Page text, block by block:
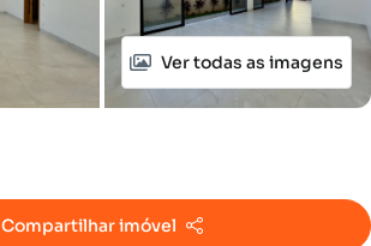
Ver todas as imagens
Compartilhar imóvel